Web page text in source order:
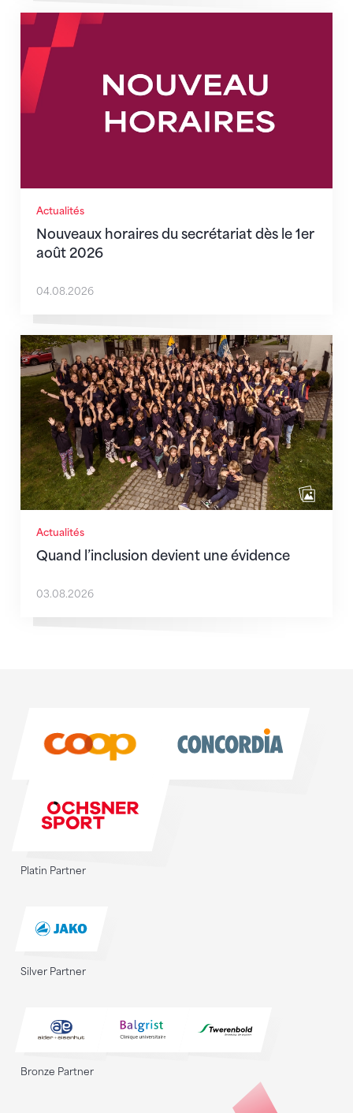
Actualités
Nouveaux horaires du secrétariat dès le 1er
août 2026
Nouveaux horaires du secrétariat dès le 1er août
04.08.2026
Actualités
Quand l’inclusion devient une évidence
Quand l’inclusion devient une évidence
03.08.2026
Platin Partner
Silver Partner
Bronze Partner